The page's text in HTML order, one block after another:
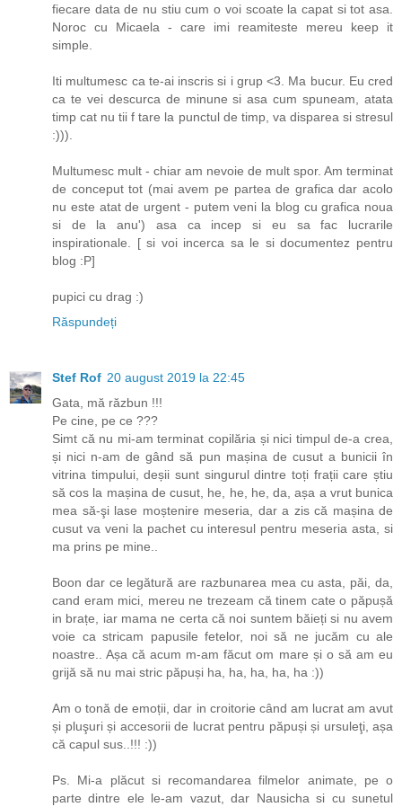
fiecare data de nu stiu cum o voi scoate la capat si tot asa.
Noroc cu Micaela - care imi reamiteste mereu keep it
simple.
Iti multumesc ca te-ai inscris si i grup <3. Ma bucur. Eu cred
ca te vei descurca de minune si asa cum spuneam, atata
timp cat nu tii f tare la punctul de timp, va disparea si stresul
:))).
Multumesc mult - chiar am nevoie de mult spor. Am terminat
de conceput tot (mai avem pe partea de grafica dar acolo
nu este atat de urgent - putem veni la blog cu grafica noua
si de la anu') asa ca incep si eu sa fac lucrarile
inspirationale. [ si voi incerca sa le si documentez pentru
blog :P]
pupici cu drag :)
Răspundeți
Stef Rof 20 august 2019 la 22:45
Gata, mă răzbun !!!
Pe cine, pe ce ???
Simt că nu mi-am terminat copilăria și nici timpul de-a crea,
și nici n-am de gând să pun mașina de cusut a bunicii în
vitrina timpului, deșii sunt singurul dintre toți frații care știu
să cos la mașina de cusut, he, he, he, da, așa a vrut bunica
mea să-şi lase moștenire meseria, dar a zis că mașina de
cusut va veni la pachet cu interesul pentru meseria asta, si
ma prins pe mine..
Boon dar ce legătură are razbunarea mea cu asta, păi, da,
cand eram mici, mereu ne trezeam că tinem cate o păpușă
in brațe, iar mama ne certa că noi suntem băieți si nu avem
voie ca stricam papusile fetelor, noi să ne jucăm cu ale
noastre.. Așa că acum m-am făcut om mare și o să am eu
grijă să nu mai stric păpuși ha, ha, ha, ha, ha :))
Am o tonă de emoții, dar in croitorie când am lucrat am avut
și pluşuri și accesorii de lucrat pentru păpuși și ursuleţi, așa
că capul sus..!!! :))
Ps. Mi-a plăcut si recomandarea filmelor animate, pe o
parte dintre ele le-am vazut, dar Nausicha si cu sunetul